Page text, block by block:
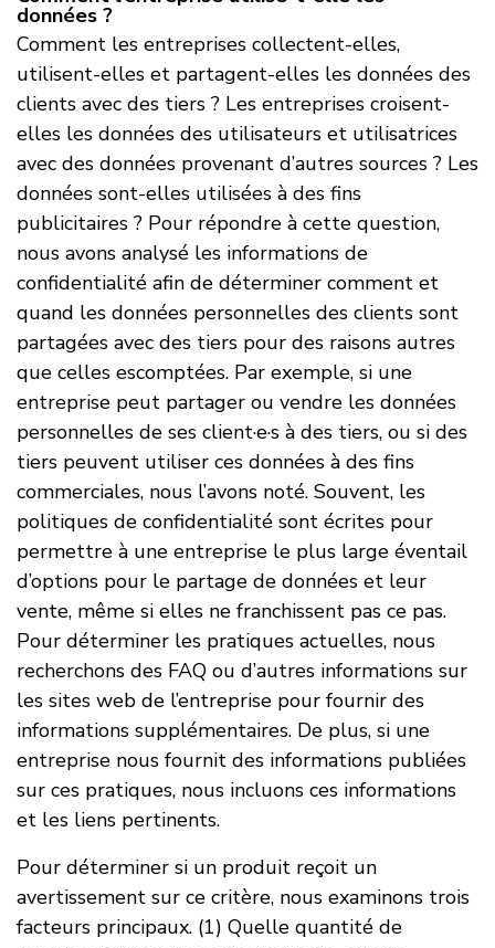
données ?
Comment les entreprises collectent-elles,
utilisent-elles et partagent-elles les données des
clients avec des tiers ? Les entreprises croisent-
elles les données des utilisateurs et utilisatrices
avec des données provenant d’autres sources ? Les
données sont-elles utilisées à des fins
publicitaires ? Pour répondre à cette question,
nous avons analysé les informations de
confidentialité afin de déterminer comment et
quand les données personnelles des clients sont
partagées avec des tiers pour des raisons autres
que celles escomptées. Par exemple, si une
entreprise peut partager ou vendre les données
personnelles de ses client·e·s à des tiers, ou si des
tiers peuvent utiliser ces données à des fins
commerciales, nous l’avons noté. Souvent, les
politiques de confidentialité sont écrites pour
permettre à une entreprise le plus large éventail
d’options pour le partage de données et leur
vente, même si elles ne franchissent pas ce pas.
Pour déterminer les pratiques actuelles, nous
recherchons des FAQ ou d’autres informations sur
les sites web de l’entreprise pour fournir des
informations supplémentaires. De plus, si une
entreprise nous fournit des informations publiées
sur ces pratiques, nous incluons ces informations
et les liens pertinents.
Pour déterminer si un produit reçoit un
avertissement sur ce critère, nous examinons trois
facteurs principaux. (1) Quelle quantité de